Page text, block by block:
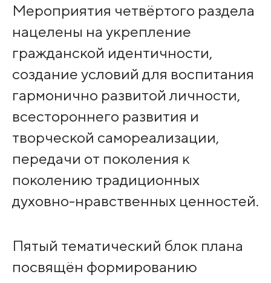
Мероприятия четвёртого раздела
нацелены на укрепление
гражданской идентичности,
создание условий для воспитания
гармонично развитой личности,
всестороннего развития и
творческой самореализации,
передачи от поколения к
поколению традиционных
духовно-нравственных ценностей.
Пятый тематический блок плана
посвящён формированию